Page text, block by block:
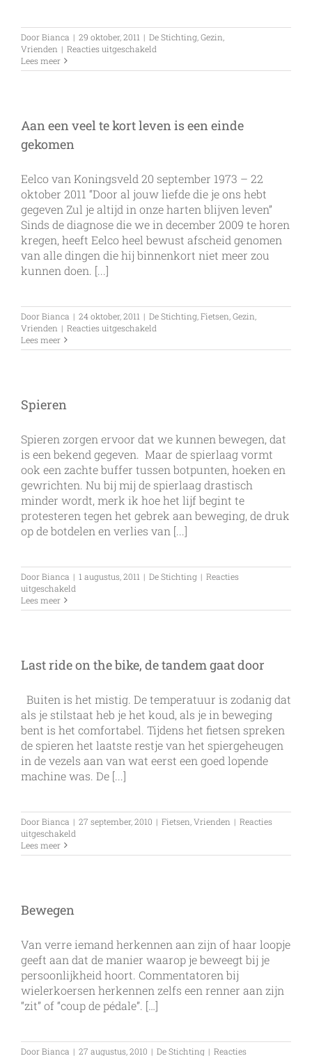
DoorBianca | 29 oktober, 2011 | De Stichting,Gezin,
Vrienden | Reacties uitgeschakeld
Eelco,
Lees meer
Aan een veel te kort leven is een einde
gekomen
Eelco van Koningsveld 20 september 1973 – 22
oktober 2011 “Door al jouw liefde die je ons hebt
gegeven Zul je altijd in onze harten blijven leven”
Sinds de diagnose die we in december 2009 te horen
kregen, heeft Eelco heel bewust afscheid genomen
van alle dingen die hij binnenkort niet meer zou
kunnen doen. [...]
DoorBianca | 24 oktober, 2011 | De Stichting,Fietsen,Gezin,
Vrienden | Reacties uitgeschakeld
een
einde
gekomen
Lees meer
Spieren
Spieren zorgen ervoor dat we kunnen bewegen, dat
is een bekend gegeven. Maar de spierlaag vormt
ook een zachte buffer tussen botpunten, hoeken en
gewrichten. Nu bij mij de spierlaag drastisch
minder wordt, merk ik hoe het lijf begint te
protesteren tegen het gebrek aan beweging, de druk
op de botdelen en verlies van [...]
DoorBianca | 1 augustus, 2011 | De Stichting | Reacties
uitgeschakeld
Lees meer
Last ride on the bike, de tandem gaat door
Buiten is het mistig. De temperatuur is zodanig dat
als je stilstaat heb je het koud, als je in beweging
bent is het comfortabel. Tijdens het fietsen spreken
de spieren het laatste restje van het spiergeheugen
in de vezels aan van wat eerst een goed lopende
machine was. De [...]
DoorBianca | 27 september, 2010 | Fietsen,Vrienden | Reacties
uitgeschakeld
ride
door
Lees meer
Bewegen
Van verre iemand herkennen aan zijn of haar loopje
geeft aan dat de manier waarop je beweegt bij je
persoonlijkheid hoort. Commentatoren bij
wielerkoersen herkennen zelfs een renner aan zijn
“zit” of “coup de pédale”. […]
DoorBianca | 27 augustus, 2010 | De Stichting | Reacties